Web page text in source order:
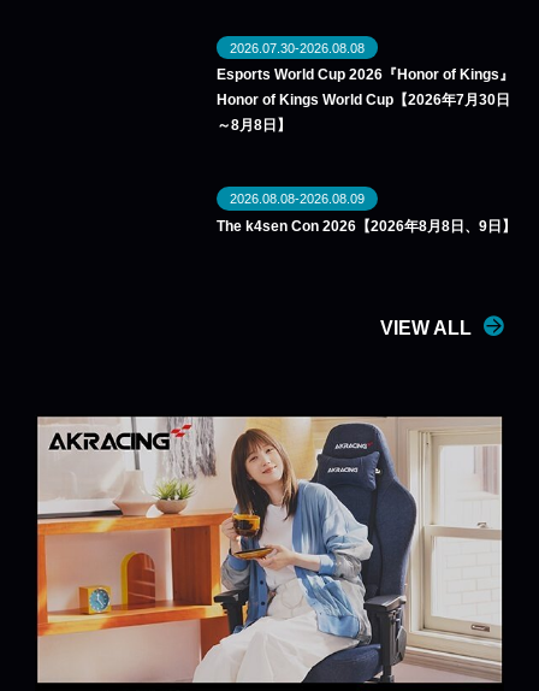
2026.07.30-2026.08.08
Esports World Cup 2026『Honor of Kings』
Honor of Kings World Cup【2026年7月30日
～8月8日】
2026.08.08-2026.08.09
The k4sen Con 2026【2026年8月8日、9日】
VIEW ALL